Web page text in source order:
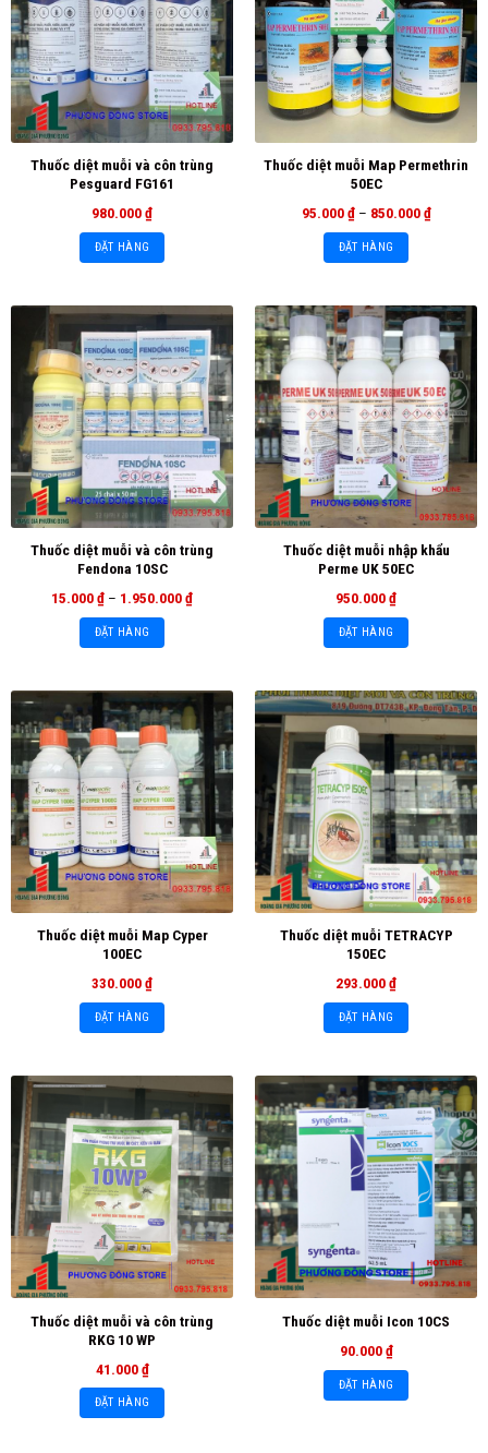
Thuốc diệt muỗi và côn trùng
Pesguard FG161
980.000₫
ĐẶT HÀNG
Thuốc diệt muỗi Map Permethrin
50EC
95.000₫ – 850.000₫
ĐẶT HÀNG
Thuốc diệt muỗi và côn trùng
Fendona 10SC
15.000₫ – 1.950.000₫
ĐẶT HÀNG
Thuốc diệt muỗi nhập khẩu
Perme UK 50EC
950.000₫
ĐẶT HÀNG
Thuốc diệt muỗi Map Cyper
100EC
330.000₫
ĐẶT HÀNG
Thuốc diệt muỗi TETRACYP
150EC
293.000₫
ĐẶT HÀNG
Thuốc diệt muỗi và côn trùng
RKG 10 WP
41.000₫
ĐẶT HÀNG
Thuốc diệt muỗi Icon 10CS
90.000₫
ĐẶT HÀNG